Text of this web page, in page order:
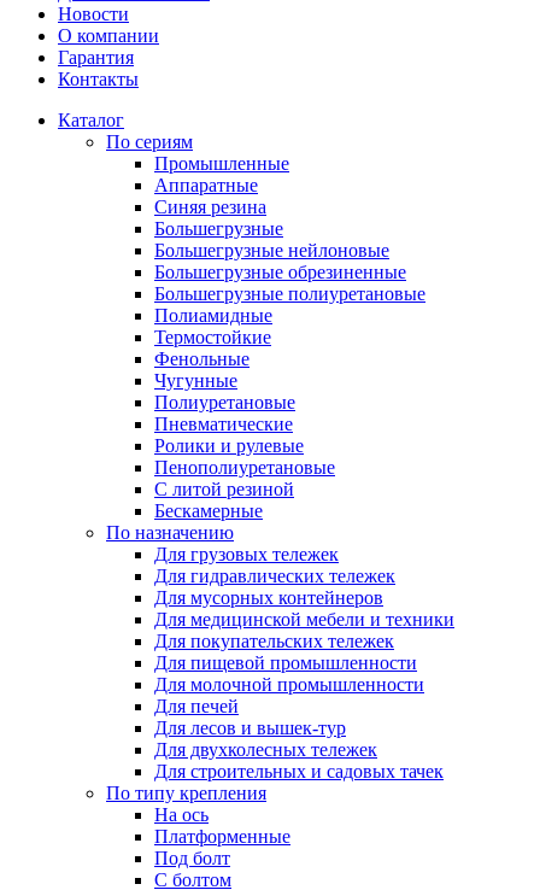
Новости
О компании
Гарантия
Контакты
Каталог
По сериям
Промышленные
Аппаратные
Синяя резина
Большегрузные
Большегрузные нейлоновые
Большегрузные обрезиненные
Большегрузные полиуретановые
Полиамидные
Термостойкие
Фенольные
Чугунные
Полиуретановые
Пневматические
Ролики и рулевые
Пенополиуретановые
С литой резиной
Бескамерные
По назначению
Для грузовых тележек
Для гидравлических тележек
Для мусорных контейнеров
Для медицинской мебели и техники
Для покупательских тележек
Для пищевой промышленности
Для молочной промышленности
Для печей
Для лесов и вышек-тур
Для двухколесных тележек
Для строительных и садовых тачек
По типу крепления
На ось
Платформенные
Под болт
С болтом